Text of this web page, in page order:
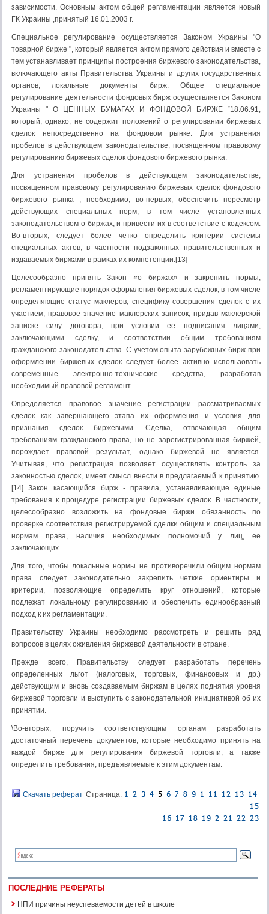
зависимости. Основным актом общей регламентации является новый
ГК Украины ,принятый 16.01.2003 г.
Специальное регулирование осуществляется Законом Украины "О
товарной бирже ", который является актом прямого действия и вместе с
тем устанавливает принципы построения биржевого законодательства,
включающего акты Правительства Украины и других государственных
органов, локальные документы бирж. Общее специальное
регулирование деятельности фондовых бирж осуществляется Законом
Украины " О ЦЕННЫХ БУМАГАХ И ФОНДОВОЙ БИРЖЕ “18.06.91,
который, однако, не содержит положений о регулировании биржевых
сделок непосредственно на фондовом рынке. Для устранения
пробелов в действующем законодательстве, посвященном правовому
регулированию биржевых сделок фондового биржевого рынка.
Для устранения пробелов в действующем законодательстве,
посвященном правовому регулированию биржевых сделок фондового
биржевого рынка , необходимо, во-первых, обеспечить пересмотр
действующих специальных норм, в том числе установленных
законодательством о биржах, и привести их в соответствие с кодексом.
Во-вторых, следует более четко определить критерии системы
специальных актов, в частности подзаконных правительственных и
издаваемых биржами в рамках их компетенции.[13]
Целесообразно принять Закон «о биржах» и закрепить нормы,
регламентирующие порядок оформления биржевых сделок, в том числе
определяющие статус маклеров, специфику совершения сделок с их
участием, правовое значение маклерских записок, придав маклерской
записке силу договора, при условии ее подписания лицами,
заключающими сделку, и соответствии общим требованиям
гражданского законодательства. С учетом опыта зарубежных бирж при
оформлении биржевых сделок следует более активно использовать
современные электронно-технические средства, разработав
необходимый правовой регламент.
Определяется правовое значение регистрации рассматриваемых
сделок как завершающего этапа их оформления и условия для
признания сделок биржевыми. Сделка, отвечающая общим
требованиям гражданского права, но не зарегистрированная биржей,
порождает правовой результат, однако биржевой не является.
Учитывая, что регистрация позволяет осуществлять контроль за
законностью сделок, имеет смысл внести в предлагаемый к принятию.
[14] Закон касающийся бирж - правила, устанавливающие единые
требования к процедуре регистрации биржевых сделок. В частности,
целесообразно возложить на фондовые биржи обязанность по
проверке соответствия регистрируемой сделки общим и специальным
нормам права, наличия необходимых полномочий у лиц, ее
заключающих.
Для того, чтобы локальные нормы не противоречили общим нормам
права следует законодательно закрепить четкие ориентиры и
критерии, позволяющие определить круг отношений, которые
подлежат локальному регулированию и обеспечить единообразный
подход к их регламентации.
Правительству Украины необходимо рассмотреть и решить ряд
вопросов в целях оживления биржевой деятельности в стране.
Прежде всего, Правительству следует разработать перечень
определенных льгот (налоговых, торговых, финансовых и др.)
действующим и вновь создаваемым биржам в целях поднятия уровня
биржевой торговли и выступить с законодательной инициативой об их
принятии.
\Во-вторых, поручить соответствующим органам разработать
достаточный перечень документов, которые необходимо принять на
каждой бирже для регулирования биржевой торговли, а также
определить требования, предъявляемые к этим документам.
Скачать реферат Страница:
ПОСЛЕДНИЕ РЕФЕРАТЫ
НПИ причины неуспеваемости детей в школе